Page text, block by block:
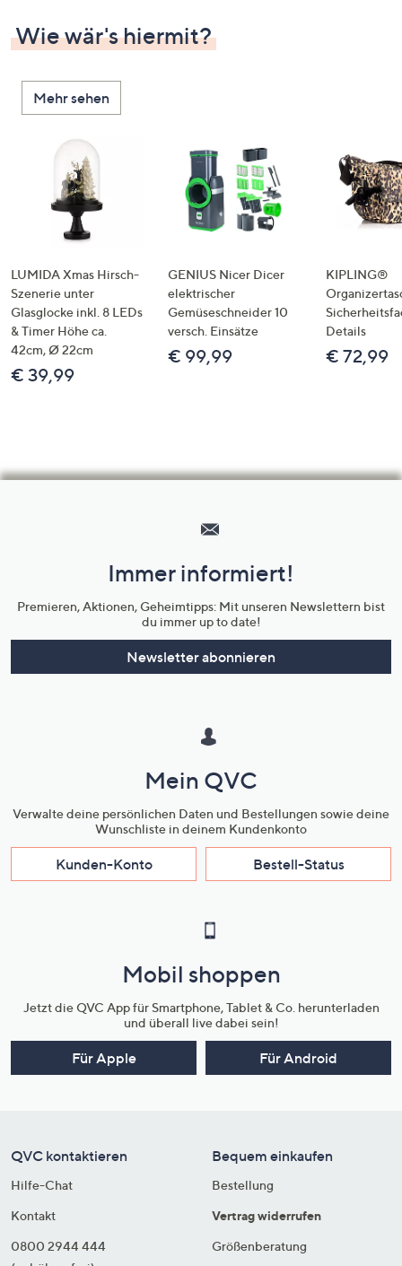
Wie wär's hiermit?
Mehr sehen
LUMIDA Xmas Hirsch-
Szenerie unter
Glasglocke inkl. 8 LEDs
& Timer Höhe ca.
42cm, Ø 22cm
€ 39,99
GENIUS Nicer Dicer
elektrischer
Gemüseschneider 10
versch. Einsätze
€ 99,99
KIPLING®
Details
€ 72,99
Unternehmensinformationen
Immer informiert!
Premieren, Aktionen, Geheimtipps: Mit unseren Newslettern bist
du immer up to date!
Newsletter abonnieren
Mein QVC
Verwalte deine persönlichen Daten und Bestellungen sowie deine
Wunschliste in deinem Kundenkonto
Kunden-Konto Bestell-Status
Mobil shoppen
Jetzt die QVC App für Smartphone, Tablet & Co. herunterladen
und überall live dabei sein!
Für Apple Für Android
QVC kontaktieren
Hilfe-Chat
Kontakt
0800 2944 444
Bequem einkaufen
Bestellung
Vertrag widerrufen
Größenberatung